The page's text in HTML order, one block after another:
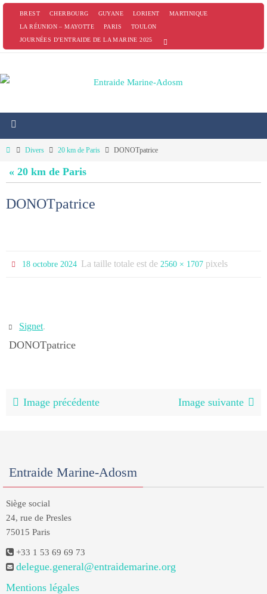
PasserBREST CHERBOURG GUYANE LORIENT
MARTINIQUE
LA RÉUNION – MAYOTTE
PARIS
TOULON
JOURNÉES D’ENTRAIDE DE LA MARINE 2025
HomeDivers 20 km de Paris DONOTpatrice
« 20 km de Paris
DONOTpatrice
18 octobre 2024 La taille totale est de 2560 × 1707 pixels
Signet.
DONOTpatrice
Image précédente Image suivante
Entraide Marine-Adosm
Siège social
24, rue de Presles
75015 Paris
+33 1 53 69 69 73
delegue.general@entraidemarine.org
Mentions légales